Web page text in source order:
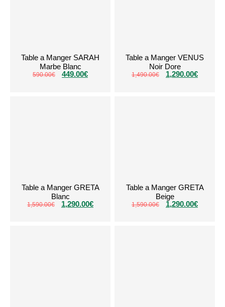
Table a Manger SARAH
Marbe Blanc
590.00€ 449.00€
Table a Manger VENUS
Noir Dore
1,490.00€ 1,290.00€
Table a Manger GRETA
Blanc
1,590.00€ 1,290.00€
Table a Manger GRETA
Beige
1,590.00€ 1,290.00€